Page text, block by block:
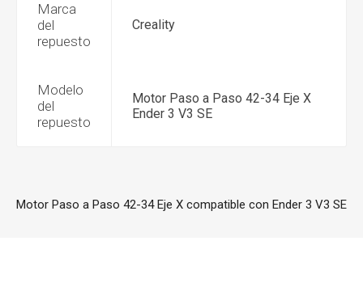
Marca
del
repuesto
Creality
Modelo
del
repuesto
Motor Paso a Paso 42-34 Eje X
Ender 3 V3 SE
Motor Paso a Paso 42-34 Eje X compatible con Ender 3 V3 SE